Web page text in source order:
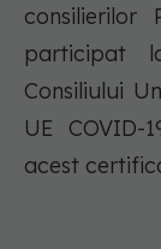
consilierilor
participat
Consiliului
UE
acest